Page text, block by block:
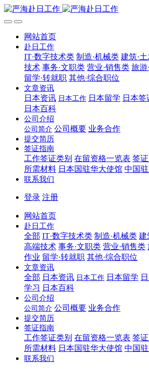
网站首页
赴日工作
IT·数字技术类 制造·机械类 建筑·
技术 事务·文职类 营业·销售类 旅游
留学·转就职 其他·综合职位
文章资讯
日本资讯 日本工作 日本留学 日本签
日本百科
公司介绍
公司简介 公司概要 业务合作
提交简历
签证指南
工作签证类别 在留资格一览表 签
所需材料 日本国驻华大使馆 中国
联系我们
登录 注册
网站首页
赴日工作
全部 IT·数字技术类 制造·机械类 建
高端技术 事务·文职类 营业·销售类
作业 留学·转就职 其他·综合职位
文章资讯
全部 日本资讯 日本工作 日本留学
学习 日本百科
公司介绍
公司简介 公司概要 业务合作
提交简历
签证指南
工作签证类别 在留资格一览表 签
所需材料 日本国驻华大使馆 中国
联系我们